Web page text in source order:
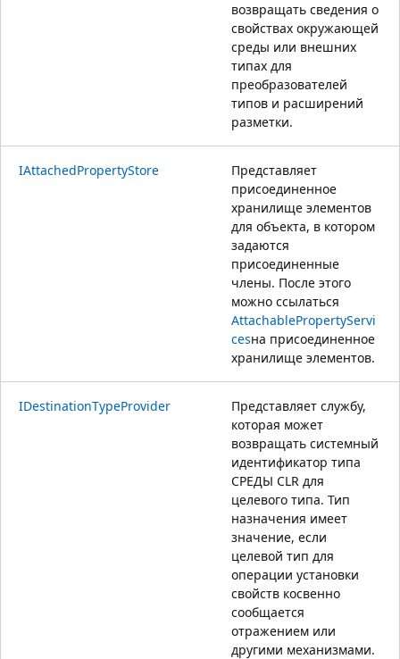
возвращать сведения о
свойствах окружающей
среды или внешних
типах для
преобразователей
типов и расширений
разметки.
IAttachedPropertyStore
Представляет
присоединенное
хранилище элементов
для объекта, в котором
задаются
присоединенные
члены. После этого
можно ссылаться
AttachablePropertyServi
cesна присоединенное
хранилище элементов.
IDestinationTypeProvider
Представляет службу,
которая может
возвращать системный
идентификатор типа
СРЕДЫ CLR для
целевого типа. Тип
назначения имеет
значение, если
целевой тип для
операции установки
свойств косвенно
сообщается
отражением или
другими механизмами.